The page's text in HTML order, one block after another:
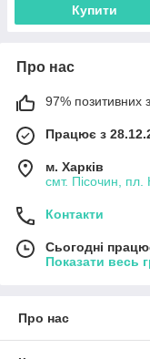
Купити
Про нас
97% позитивних з
Працює з
м. Харків
смт. Пісочин, пл.
Контакти
Сьогодні
Показати весь
Про нас